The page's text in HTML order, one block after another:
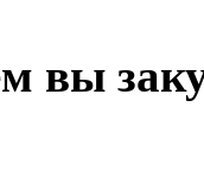
вы